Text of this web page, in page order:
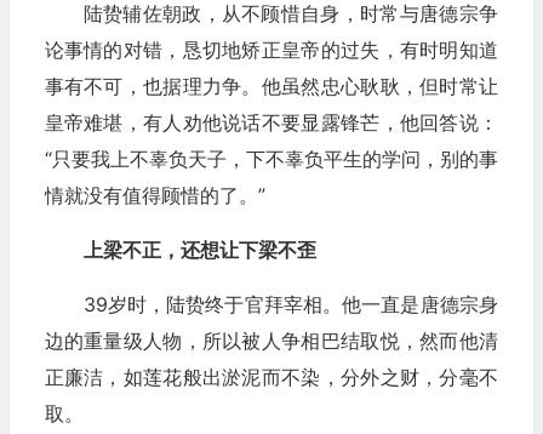
陆贽辅佐朝政，从不顾惜自身，时常与唐德宗争
论事情的对错，恳切地矫正皇帝的过失，有时明知道
事有不可，也据理力争。他虽然忠心耿耿，但时常让
皇帝难堪，有人劝他说话不要显露锋芒，他回答说：
“只要我上不辜负天子，下不辜负平生的学问，别的事
情就没有值得顾惜的了。”
上梁不正，还想让下梁不歪
39岁时，陆贽终于官拜宰相。他一直是唐德宗身
边的重量级人物，所以被人争相巴结取悦，然而他清
正廉洁，如莲花般出淤泥而不染，分外之财，分毫不
取。